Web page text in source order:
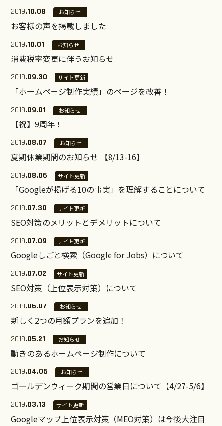
2019.10.08 お知らせ
お客様の声を掲載しました
2019.10.01 お知らせ
消費税率変更に伴うお知らせ
2019.09.30 サイト更新
「ホームページ制作実績」のページを改善！
2019.09.01 お知らせ
【祝】9周年！
2019.08.07 お知らせ
夏期休業期間のお知らせ 【8/13-16】
2019.08.06 サイト更新
「Googleが掲げる10の事実」を理解することについて
2019.07.30 サイト更新
SEO対策のメリットとデメリットについて
2019.07.09 サイト更新
Googleしごと検索（Google for Jobs）について
2019.07.02 サイト更新
SEO対策（上位表示対策）について
2019.06.07 お知らせ
新しく2つの月額プランを追加！
2019.05.21 お知らせ
動きのあるホームページ制作について
2019.04.05 お知らせ
ゴールデンウィーク期間の営業日について【4/27-5/6】
2019.03.13 サイト更新
Googleマップ上位表示対策（MEO対策）は今後大注目